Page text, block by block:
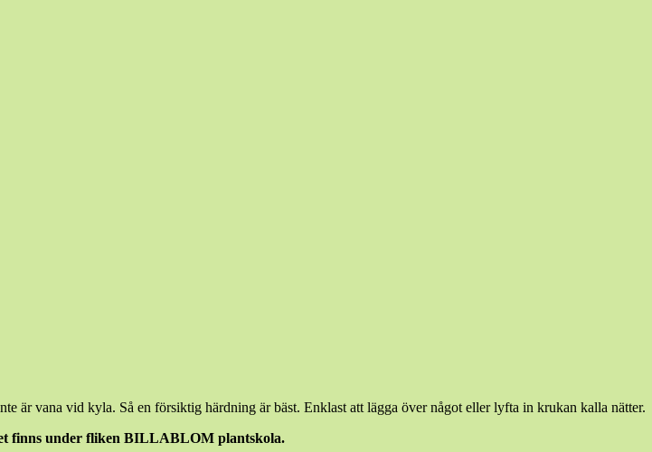
är vana vid kyla. Så en försiktig härdning är bäst. Enklast att lägga över något eller lyfta in krukan kalla nätter.
finns under fliken BILLABLOM plantskola.